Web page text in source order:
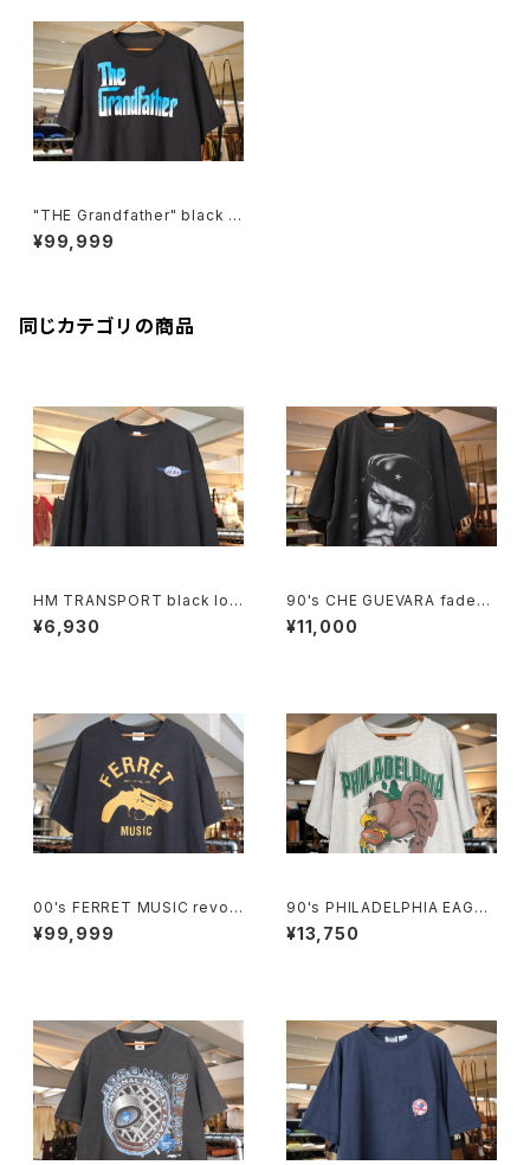
"THE Grandfather" black c
otton Tee
¥99,999
同じカテゴリの商品
HM TRANSPORT black lon
g-sleeve Tee "embroider
ed logo"
¥6,930
90's CHE GUEVARA fade-b
lack cotton photo print Te
e
¥11,000
00's FERRET MUSIC revolv
er-logo printed Tee
¥99,999
90's PHILADELPHIA EAGLE
S breakthrough cotton Tee
"Made in U.S.A."
¥13,750